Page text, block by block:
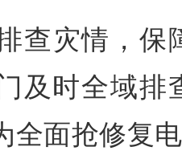
查灾情，保
及时全域排
全面抢修复